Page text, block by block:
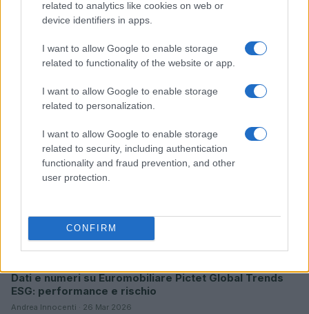
related to analytics like cookies on web or
device identifiers in apps.
I want to allow Google to enable storage
related to functionality of the website or app.
I want to allow Google to enable storage
related to personalization.
I want to allow Google to enable storage
related to security, including authentication
functionality and fraud prevention, and other
user protection.
CONFIRM
Sanità sarda e transizione verde: tra case della
comunità, industria farmaceutica e tensioni politiche
Dati e numeri su Euromobiliare Pictet Global Trends
ESG: performance e rischio
Andrea Innocenti · 26 Mar 2026